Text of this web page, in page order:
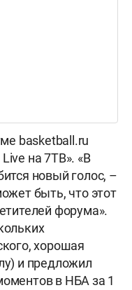
basketball.ru
на 7ТВ». «В
новый голос, –
быть, что этот
форума».
хорошая
и предложил
в НБА за 1